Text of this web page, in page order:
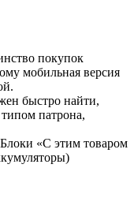
покупок
мобильная версия
быстро найти,
патрона,
«С этим товаром